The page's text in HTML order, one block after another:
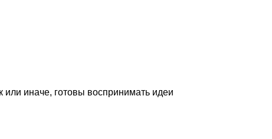
или иначе, готовы воспринимать идеи